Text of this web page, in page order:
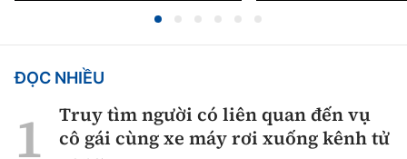
ĐỌC NHIỀU
Truy tìm người có liên quan đến vụ
cô gái cùng xe máy rơi xuống kênh tử